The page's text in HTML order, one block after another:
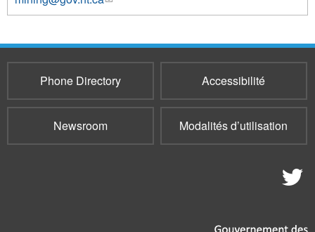
sends
mail)
160
Phone Directory Accessibilité
Newsroom Modalités d’utilisation